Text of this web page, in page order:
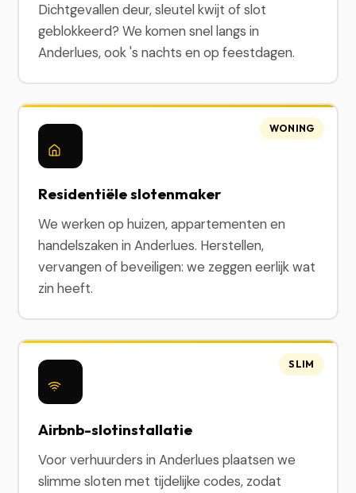
Dichtgevallen deur, sleutel kwijt of slot
geblokkeerd? We komen snel langs in
Anderlues, ook 's nachts en op feestdagen.
Residentiële slotenmaker
We werken op huizen, appartementen en
handelszaken in Anderlues. Herstellen,
vervangen of beveiligen: we zeggen eerlijk wat
zin heeft.
WONING
Airbnb-slotinstallatie
Voor verhuurders in Anderlues plaatsen we
slimme sloten met tijdelijke codes, zodat
SLIM